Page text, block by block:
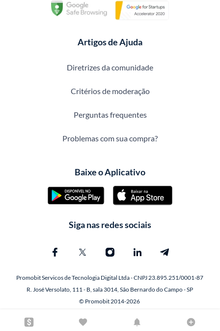
Artigos de Ajuda
Diretrizes da comunidade
Critérios de moderação
Perguntas frequentes
Problemas com sua compra?
Baixe o Aplicativo
Siga nas redes sociais
Promobit Servicos de Tecnologia Digital Ltda - CNPJ 23.895.251/0001-87
R. José Versolato, 111 - B, sala 3014, São Bernardo do Campo - SP
© Promobit 2014-2026